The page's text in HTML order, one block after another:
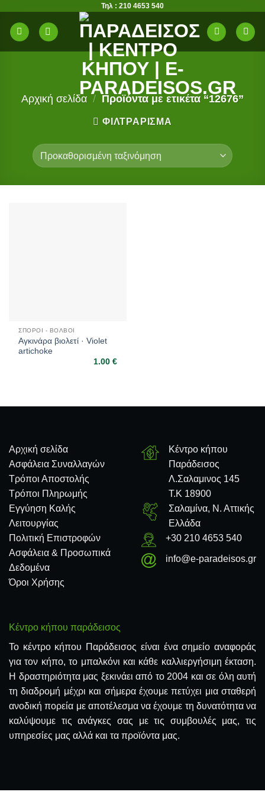
στο
περιεχόμενο
Τηλ : 210 4653 540
Αρχική σελίδα / Προϊόντα με ετικέτα “12676”
ΦΙΛΤΡΆΡΙΣΜΑ
ΣΠΌΡΟΙ - ΒΟΛΒΟΊ
Αγκινάρα βιολετί · Violet
artichoke
1.00 €
Αρχική σελίδα
Ασφάλεια Συναλλαγών
Τρόποι Αποστολής
Τρόποι Πληρωμής
Εγγύηση Καλής
Λειτουργίας
Πολιτική Επιστροφών
Ασφάλεια & Προσωπικά
Δεδομένα
Όροι Χρήσης
Κέντρο κήπου
Παράδεισος
Λ.Σαλαμινος 145
Τ.Κ 18900
Σαλαμίνα, Ν. Αττικής
Ελλάδα
+30 210 4653 540
info@e-paradeisos.gr
Κέντρο κήπου παράδεισος
Το κέντρο κήπου Παράδεισος είναι ένα σημείο αναφοράς
για τον κήπο, το μπαλκόνι και κάθε καλλιεργήσιμη έκταση.
Η δραστηριότητα μας ξεκινάει από το 2004 και σε όλη αυτή
τη διαδρομή μέχρι και σήμερα έχουμε πετύχει μια σταθερή
ανοδική πορεία με αποτέλεσμα να έχουμε τη δυνατότητα να
καλύψουμε τις ανάγκες σας με τις συμβουλές μας, τις
υπηρεσίες μας αλλά και τα προϊόντα μας.